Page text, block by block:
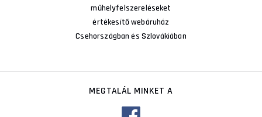
műhelyfelszereléseket
értékesítő webáruház
Csehországban és Szlovákiában
MEGTALÁL MINKET A